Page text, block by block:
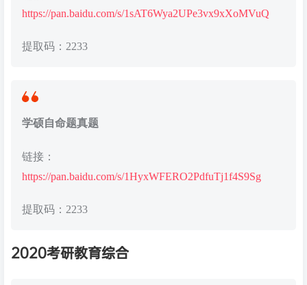
https://pan.baidu.com/s/1sAT6Wya2UPe3vx9xXoMVuQ
提取码：2233
学硕自命题真题
链接：
https://pan.baidu.com/s/1HyxWFERO2PdfuTj1f4S9Sg
提取码：2233
2020考研教育综合